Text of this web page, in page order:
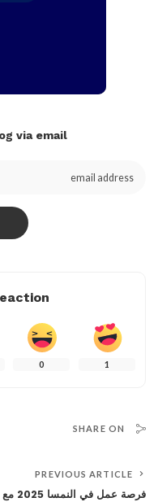
via email
1
0
SHARE ON
PREVIOUS ARTICLE
فرصة عمل في النمسا 2025 مع